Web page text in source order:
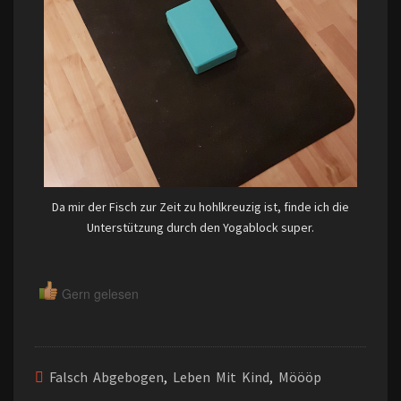
Da mir der Fisch zur Zeit zu hohlkreuzig ist, finde ich die
Unterstützung durch den Yogablock super.
Gern gelesen
Falsch Abgebogen, Leben Mit Kind, Möööp